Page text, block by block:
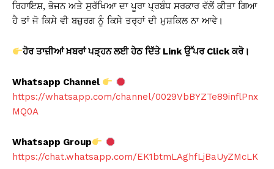
ਰਿਹਾਇਸ਼, ਭੋਜਨ ਅਤੇ ਸੁਰੱਖਿਆ ਦਾ ਪੂਰਾ ਪ੍ਰਬੰਧ ਸਰਕਾਰ ਵੱਲੋਂ ਕੀਤਾ ਗਿਆ
ਹੈ ਤਾਂ ਜੋ ਕਿਸੇ ਵੀ ਬਜ਼ੁਰਗ ਨੂੰ ਕਿਸੇ ਤਰ੍ਹਾਂ ਦੀ ਮੁਸ਼ਕਿਲ ਨਾ ਆਵੇ।
ਹੋਰ ਤਾਜ਼ੀਆਂ ਖ਼ਬਰਾਂ ਪੜ੍ਹਨ ਲਈ ਹੇਠ ਦਿੱਤੇ Linkਉੱਪਰ Clickਕਰੋ।
Whatsapp Channel
https://whatsapp.com/channel/0029VbBYZTe89inflPnx
MQ0A
Whatsapp Group
https://chat.whatsapp.com/EK1btmLAghfLjBaUyZMcLK